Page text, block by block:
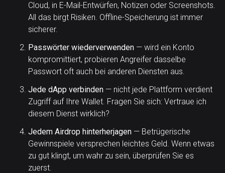
Cloud, in E-Mail-Entwürfen, Notizen oder Screenshots.
All das birgt Risiken. Offline-Speicherung ist immer
sicherer.
Passwörter wiederverwenden — wird ein Konto
kompromittiert, probieren Angreifer dasselbe
Passwort oft auch bei anderen Diensten aus.
Jede dApp verbinden — nicht jede Plattform verdient
Zugriff auf Ihre Wallet. Fragen Sie sich: Vertraue ich
diesem Dienst wirklich?
Jedem Airdrop hinterherjagen — Betrügerische
Gewinnspiele versprechen leichtes Geld. Wenn etwas
zu gut klingt, um wahr zu sein, überprüfen Sie es
zuerst.